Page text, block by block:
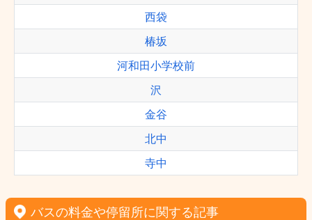
西袋
椿坂
河和田小学校前
沢
金谷
北中
寺中
バスの料金や停留所に関する記事